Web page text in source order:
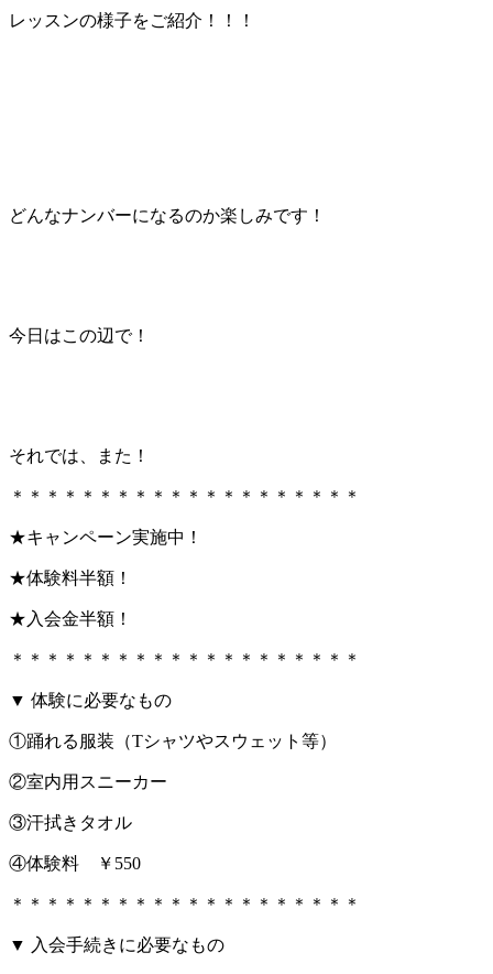
レッスンの様子をご紹介！！！
どんなナンバーになるのか楽しみです！
今日はこの辺で！
それでは、また！
＊＊＊＊＊＊＊＊＊＊＊＊＊＊＊＊＊＊＊＊
★キャンペーン実施中！
★体験料半額！
★入会金半額！
＊＊＊＊＊＊＊＊＊＊＊＊＊＊＊＊＊＊＊＊
▼ 体験に必要なもの
①踊れる服装（Tシャツやスウェット等）
②室内用スニーカー
③汗拭きタオル
④体験料 ￥550
＊＊＊＊＊＊＊＊＊＊＊＊＊＊＊＊＊＊＊＊
▼ 入会手続きに必要なもの